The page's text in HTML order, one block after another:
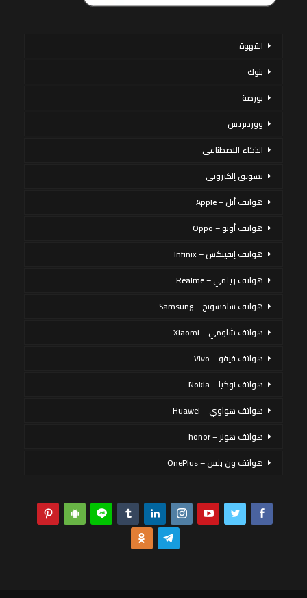
القهوة
بنوك
بورصة
ووردبريس
الذكاء الاصطناعي
تسويق إلكتروني
هواتف أبل – Apple
هواتف أوبو – Oppo
هواتف إنفينكس – Infinix
هواتف ريلمي – Realme
هواتف سامسونج – Samsung
هواتف شاومي – Xiaomi
هواتف فيفو – Vivo
هواتف نوكيا – Nokia
هواتف هواوي – Huawei
هواتف هونر – honor
هواتف ون بلس – OnePlus